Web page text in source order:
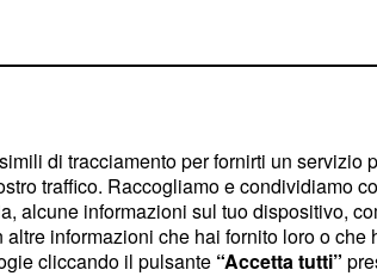
vacanze e turismo, è
sola zona delMarghine
di tracciamento per fornirti un servizio
traffico. Raccogliamo e condividiamo
alcune informazioni sul tuo dispositivo,
informazioni che hai fornito loro o
cliccando il pulsante “Accetta tutti”